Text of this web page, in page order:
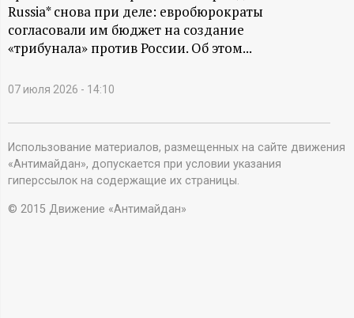
-
и
н
ф
о
Russia* снова при деле: евробюрократы
согласовали им бюджет на создание
«трибунала» против России. Об этом...
07 июля 2026 - 14:10
Использование материалов, размещенных на сайте движения
«Антимайдан», допускается при условии указания
гиперссылок на содержащие их страницы.
© 2015 Движение «Антимайдан»